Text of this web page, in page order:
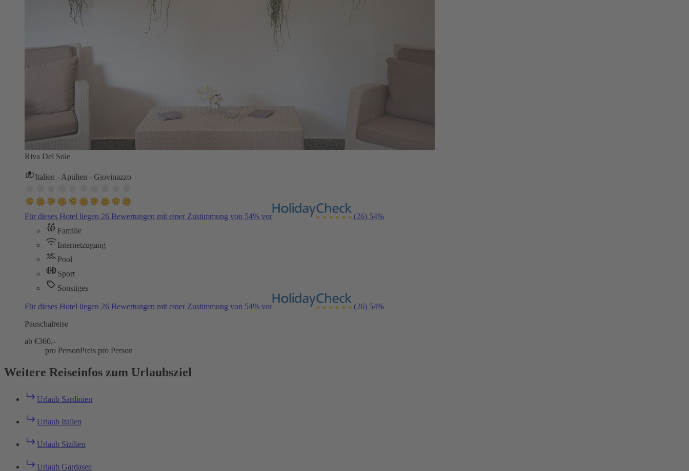
Riva Del Sole
Italien - Apulien - Giovinazzo
Für dieses Hotel liegen 26 Bewertungen mit einer Zustimmung von 54% vor (26) 54%
Familie
Internetzugang
Pool
Sport
Sonstiges
Für dieses Hotel liegen 26 Bewertungen mit einer Zustimmung von 54% vor (26) 54%
Pauschalreise
ab €360,-
pro PersonPreis pro Person
Weitere Reiseinfos zum Urlaubsziel
Urlaub Sardinien
Urlaub Italien
Urlaub Sizilien
Urlaub Gardasee